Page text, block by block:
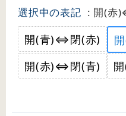
選択中の表記 : 開(赤
開(青)⇔閉(赤)
開(赤)⇔閉(青)